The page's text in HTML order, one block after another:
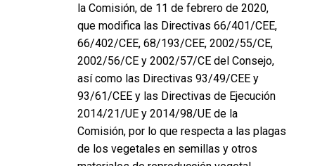
la Comisión, de 11 de febrero de 2020,
que modifica las Directivas 66/401/CEE,
66/402/CEE, 68/193/CEE, 2002/55/CE,
2002/56/CE y 2002/57/CE del Consejo,
así como las Directivas 93/49/CEE y
93/61/CEE y las Directivas de Ejecución
2014/21/UE y 2014/98/UE de la
Comisión, por lo que respecta a las plagas
de los vegetales en semillas y otros